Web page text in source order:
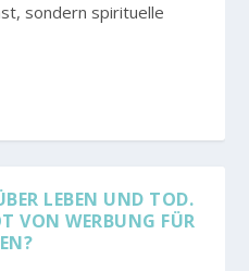
sondern spirituelle
LEBEN UND TOD.
VON WERBUNG FÜR